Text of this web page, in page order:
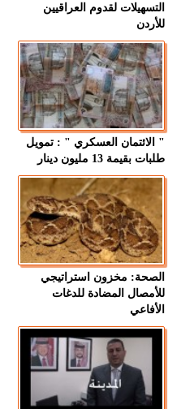
التسهيلات لقدوم العراقيين
للأردن
" الائتمان العسكري " : تمويل
طلبات بقيمة 13 مليون دينار
الصحة: مخزون استراتيجي
للأمصال المضادة للدغات
الأفاعي